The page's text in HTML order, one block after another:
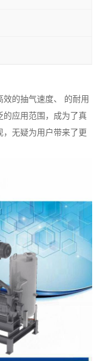
的抽气速度、 的耐用
的应用范围，成为了真
，无疑为用户带来了更